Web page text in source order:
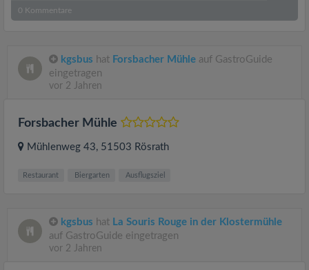
0 Kommentare
kgsbus hat Forsbacher Mühle auf GastroGuide
eingetragen
vor 2 Jahren
Forsbacher Mühle
Mühlenweg 43, 51503 Rösrath
Restaurant Biergarten Ausflugsziel
kgsbus hat La Souris Rouge in der Klostermühle
auf GastroGuide eingetragen
vor 2 Jahren